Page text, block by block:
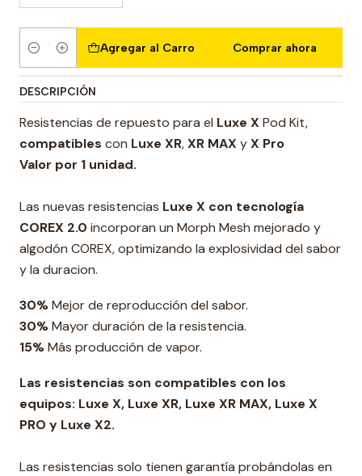
Cantidad
Agregar al Carro Comprar ahora
DESCRIPCIÓN
Resistencias de repuesto para el Luxe X Pod Kit,
compatibles con Luxe XR,XR MAX yX Pro
Valor por 1 unidad.
Las nuevas resistencias Luxe X con tecnología
COREX 2.0 incorporan un Morph Mesh mejorado y
algodón COREX, optimizando la explosividad del sabor
y la duracion.
30%Mejor de reproducción del sabor.
30%Mayor duración de la resistencia.
15%Más producción de vapor.
Las resistencias son compatibles con los
equipos: Luxe X, Luxe XR, Luxe XR MAX, Luxe X
PRO y Luxe X2.
Las resistencias solo tienen garantía probándolas en